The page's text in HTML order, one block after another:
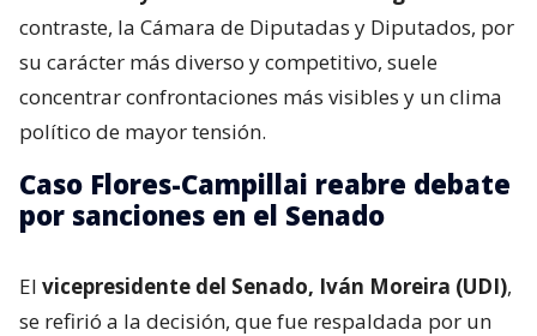
contraste, la Cámara de Diputadas y Diputados, por
su carácter más diverso y competitivo, suele
concentrar confrontaciones más visibles y un clima
político de mayor tensión.
Caso Flores-Campillai reabre debate
por sanciones en el Senado
El vicepresidente del Senado, Iván Moreira (UDI),
se refirió a la decisión, que fue respaldada por un